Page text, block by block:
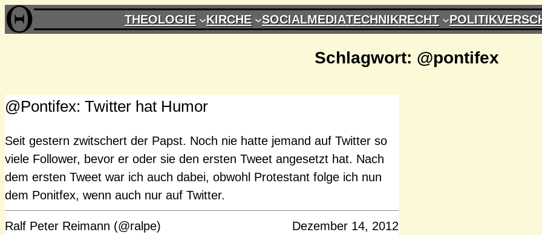
Zum
Inhalt
THEOLOGIE KIRCHE SOCIALMEDIATECHNIKRECHT POLITIK
Schlagwort: @pontifex
@Pontifex: Twitter hat Humor
Seit gestern zwitschert der Papst. Noch nie hatte jemand auf Twitter so
viele Follower, bevor er oder sie den ersten Tweet angesetzt hat. Nach
dem ersten Tweet war ich auch dabei, obwohl Protestant folge ich nun
dem Ponitfex, wenn auch nur auf Twitter.
Ralf Peter Reimann (@ralpe) Dezember 14, 2012